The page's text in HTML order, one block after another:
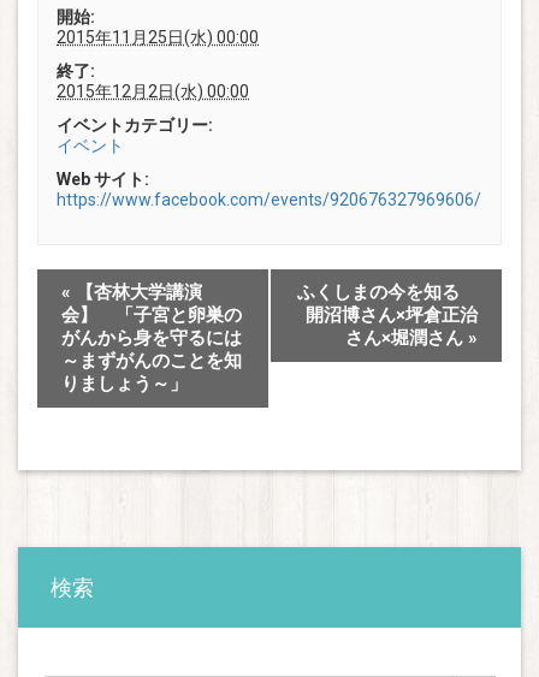
開始:
2015年11月25日(水) 00:00
終了:
2015年12月2日(水) 00:00
イベントカテゴリー:
イベント
Web サイト:
https://www.facebook.com/events/920676327969606/
« 【杏林大学講演
会】 「子宮と卵巣の
がんから身を守るには
～まずがんのことを知
りましょう～」
ふくしまの今を知る
開沼博さん×坪倉正治
さん×堀潤さん »
検索